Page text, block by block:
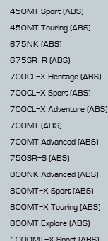
450MT Sport (ABS)
450MT Touring (ABS)
675NK (ABS)
675SR-R (ABS)
700CL-X Heritage (ABS)
700CL-X Sport (ABS)
700CL-X Adventure (ABS)
700MT (ABS)
700MT Advanced (ABS)
750SR-S (ABS)
800NK Advanced (ABS)
800MT-X Sport (ABS)
800MT-X Touring (ABS)
800MT Explore (ABS)